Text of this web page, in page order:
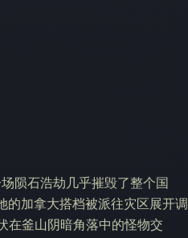
陨石浩劫几乎摧毁了整个国
的加拿大搭档被派往灾区展开调
在釜山阴暗角落中的怪物交